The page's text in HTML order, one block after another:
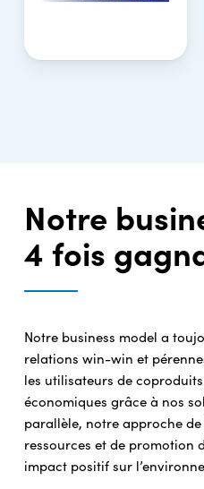
Notre
4 fois
Notre business model a
relations win-win et
les utilisateurs de
économiques grâce à nos
parallèle, notre approche
ressources et de promotion
impact positif sur